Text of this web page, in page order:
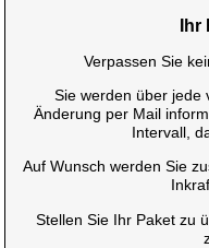
Verpassen Sie
Sie werden über jede
Änderung per Mail
Intervall,
Auf Wunsch werden Sie
Stellen Sie Ihr Paket zu